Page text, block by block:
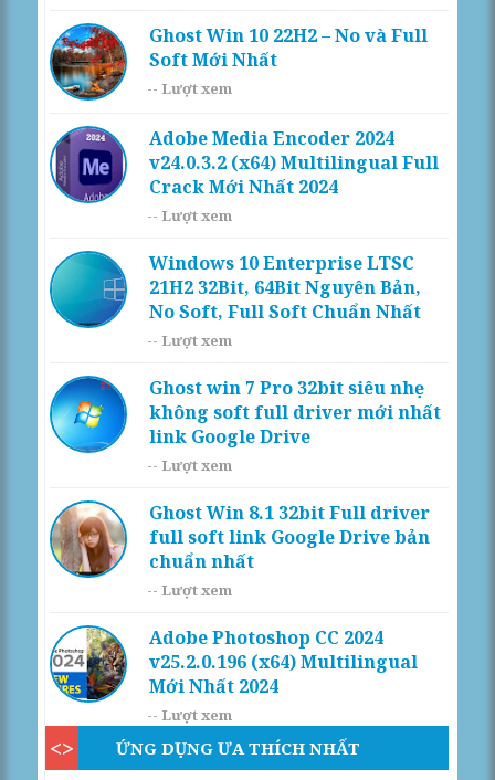
Ghost Win 10 22H2 – No và Full
Soft Mới Nhất
-- Lượt xem
Adobe Media Encoder 2024
v24.0.3.2 (x64) Multilingual Full
Crack Mới Nhất 2024
-- Lượt xem
Windows 10 Enterprise LTSC
21H2 32Bit, 64Bit Nguyên Bản,
No Soft, Full Soft Chuẩn Nhất
-- Lượt xem
Ghost win 7 Pro 32bit siêu nhẹ
không soft full driver mới nhất
link Google Drive
-- Lượt xem
Ghost Win 8.1 32bit Full driver
full soft link Google Drive bản
chuẩn nhất
-- Lượt xem
Adobe Photoshop CC 2024
v25.2.0.196 (x64) Multilingual
Mới Nhất 2024
-- Lượt xem
ỨNG DỤNG ƯA THÍCH NHẤT